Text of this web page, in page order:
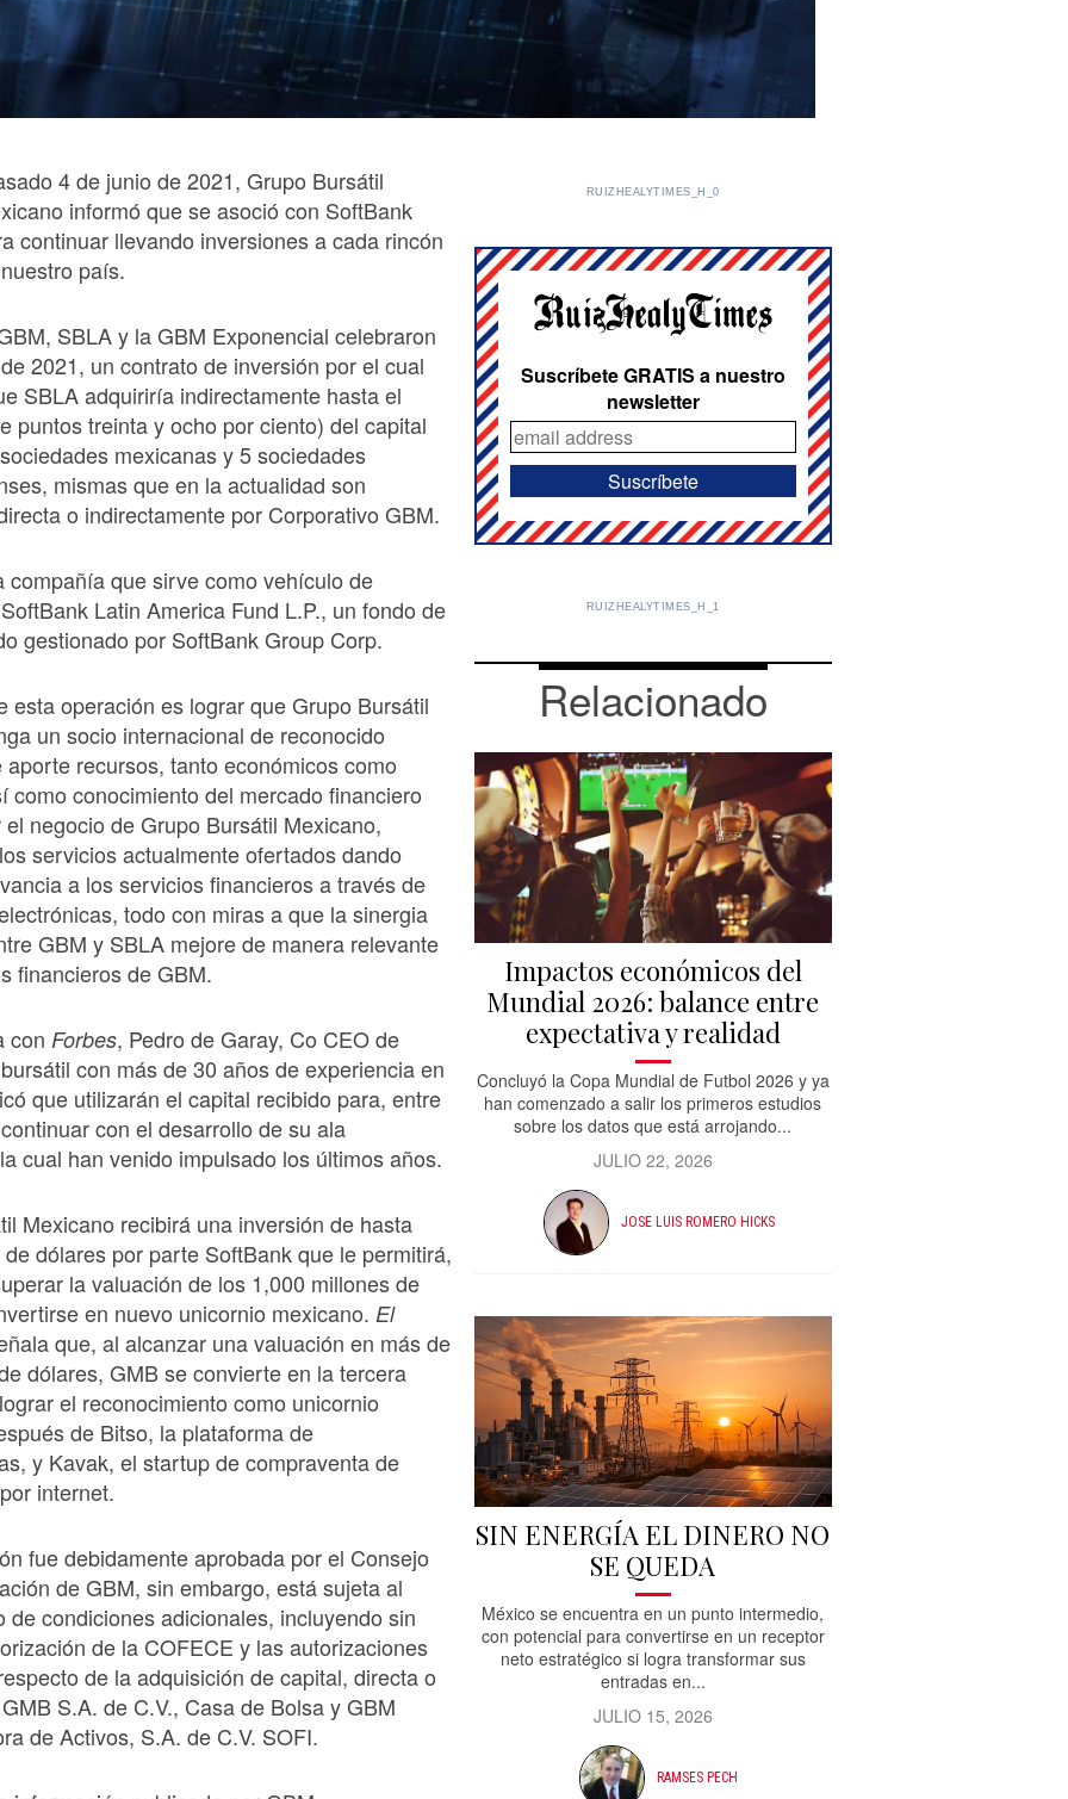
4 de junio de 2021, Grupo Bursátil
informó que se asoció con SoftBank
continuar llevando inversiones a cada rincón
país.
SBLA y la GBM Exponencial celebraron
2021, un contrato de inversión por el cual
SBLA adquiriría indirectamente hasta el
puntos treinta y ocho por ciento) del capital
mexicanas y 5 sociedades
mismas que en la actualidad son
o indirectamente por Corporativo GBM.
compañía que sirve como vehículo de
Latin America Fund L.P., un fondo de
gestionado por SoftBank Group Corp.
esta operación es lograr que Grupo Bursátil
un socio internacional de reconocido
aporte recursos, tanto económicos como
como conocimiento del mercado financiero
negocio de Grupo Bursátil Mexicano,
servicios actualmente ofertados dando
a los servicios financieros a través de
todo con miras a que la sinergia
GBM y SBLA mejore de manera relevante
financieros de GBM.
con Forbes, Pedro de Garay, Co CEO de
con más de 30 años de experiencia en
que utilizarán el capital recibido para, entre
con el desarrollo de su ala
cual han venido impulsado los últimos años.
Mexicano recibirá una inversión de hasta
dólares por parte SoftBank que le permitirá,
la valuación de los 1,000 millones de
en nuevo unicornio mexicano. El
que, al alcanzar una valuación en más de
dólares, GMB se convierte en la tercera
el reconocimiento como unicornio
de Bitso, la plataforma de
y Kavak, el startup de compraventa de
internet.
fue debidamente aprobada por el Consejo
de GBM, sin embargo, está sujeta al
de condiciones adicionales, incluyendo sin
de la COFECE y las autorizaciones
de la adquisición de capital, directa o
S.A. de C.V., Casa de Bolsa y GBM
de Activos, S.A. de C.V. SOFI.
RUIZHEALYTIMES_H_0
Suscríbete GRATIS a nuestro
newsletter
RUIZHEALYTIMES_H_1
Relacionado
Impactos económicos del
Mundial 2026: balance entre
expectativa y realidad
Concluyó la Copa Mundial de Futbol 2026 y ya
han comenzado a salir los primeros estudios
sobre los datos que está arrojando...
JULIO 22, 2026
JOSE LUIS ROMERO HICKS
SIN ENERGÍA EL DINERO NO
SE QUEDA
México se encuentra en un punto intermedio,
con potencial para convertirse en un receptor
neto estratégico si logra transformar sus
entradas en...
JULIO 15, 2026
RAMSES PECH